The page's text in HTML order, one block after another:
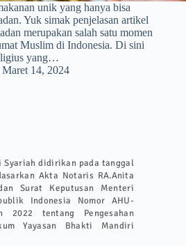
unik yang hanya bisa
Yuk simak penjelasan artikel
merupakan salah satu momen
Muslim di Indonesia. Di sini
yang…
Maret 14, 2024
Syariah didirikan pada tanggal
Akta Notaris RA.Anita
Surat Keputusan Menteri
Indonesia Nomor AHU-
2022 tentang Pengesahan
Yayasan Bhakti Mandiri